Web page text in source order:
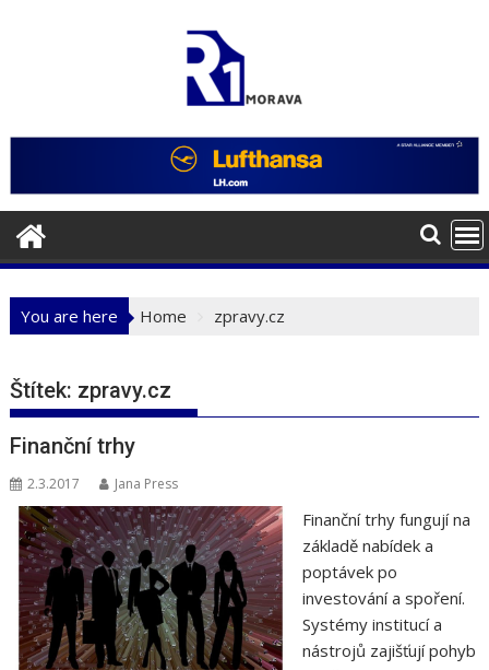
You are here Home zpravy.cz
Štítek: zpravy.cz
Finanční trhy
2.3.2017 Jana Press
Finanční trhy fungují na
základě nabídek a
poptávek po
investování a spoření.
Systémy institucí a
nástrojů zajišťují pohyb